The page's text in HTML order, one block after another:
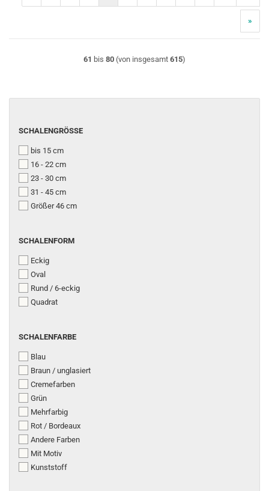
»
61 bis 80 (von insgesamt 615)
SCHALENGRÖSSE
SCHALENGRÖSSE
bis 15 cm
16 - 22 cm
23 - 30 cm
31 - 45 cm
Größer 46 cm
SCHALENFORM
SCHALENFORM
Eckig
Oval
Rund / 6-eckig
Quadrat
SCHALENFARBE
SCHALENFARBE
Blau
Braun / unglasiert
Cremefarben
Grün
Mehrfarbig
Rot / Bordeaux
Andere Farben
Mit Motiv
Kunststoff